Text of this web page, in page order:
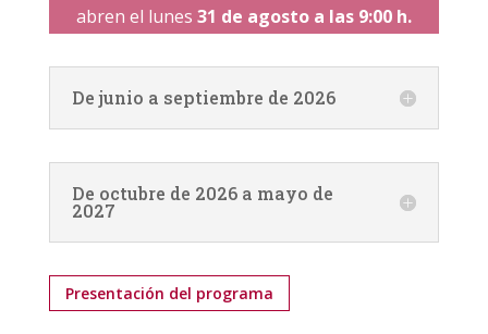
abren el lunes 31 de agosto a las 9:00 h.
De junio a septiembre de 2026
De octubre de 2026 a mayo de
2027
Presentación del programa